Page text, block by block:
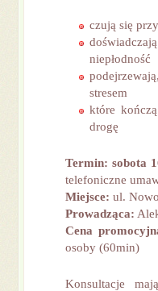
czują się
niepłodność
stresem
które
drogę
Termin: sobota
telefoniczne
Miejsce: ul.
Prowadząca:
Cena
osoby (60min)
Konsultacje